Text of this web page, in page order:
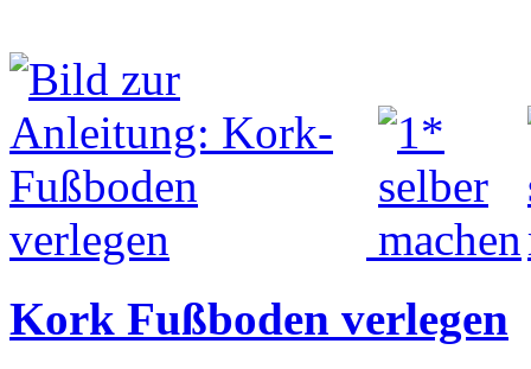
Kork Fußboden verlegen